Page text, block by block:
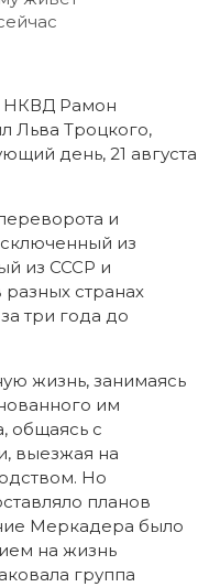
НКВД Рамон
Льва Троцкого,
день, 21 августа
и
из
из СССР и
странах
три года до
жизнь, занимаясь
им
общаясь с
выезжая на
Но
планов
Меркадера было
на жизнь
группа